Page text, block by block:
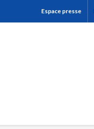
Espace presse